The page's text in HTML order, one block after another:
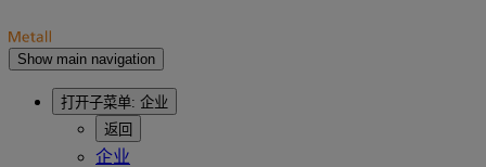
Show main navigation
打开子菜单: 企业
返回
企业